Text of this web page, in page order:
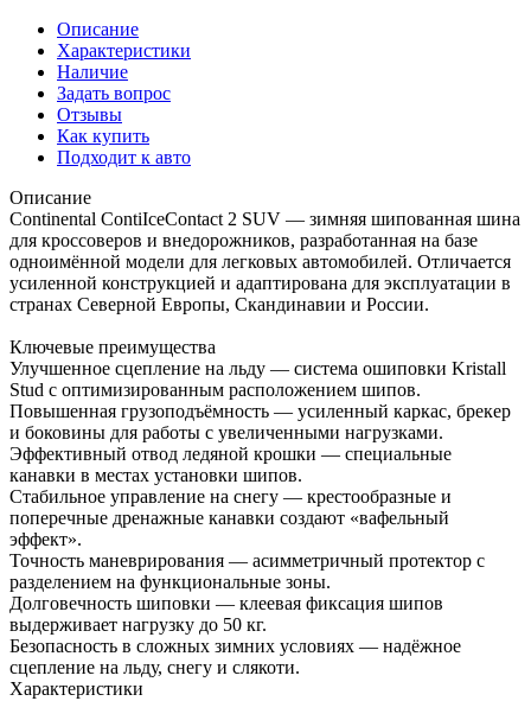
Описание
Характеристики
Наличие
Задать вопрос
Отзывы
Как купить
Подходит к авто
Описание
Continental ContiIceContact 2 SUV — зимняя шипованная шина
для кроссоверов и внедорожников, разработанная на базе
одноимённой модели для легковых автомобилей. Отличается
усиленной конструкцией и адаптирована для эксплуатации в
странах Северной Европы, Скандинавии и России.
Ключевые преимущества
Улучшенное сцепление на льду — система ошиповки Kristall
Stud с оптимизированным расположением шипов.
Повышенная грузоподъёмность — усиленный каркас, брекер
и боковины для работы с увеличенными нагрузками.
Эффективный отвод ледяной крошки — специальные
канавки в местах установки шипов.
Стабильное управление на снегу — крестообразные и
поперечные дренажные канавки создают «вафельный
эффект».
Точность маневрирования — асимметричный протектор с
разделением на функциональные зоны.
Долговечность шиповки — клеевая фиксация шипов
выдерживает нагрузку до 50 кг.
Безопасность в сложных зимних условиях — надёжное
сцепление на льду, снегу и слякоти.
Характеристики